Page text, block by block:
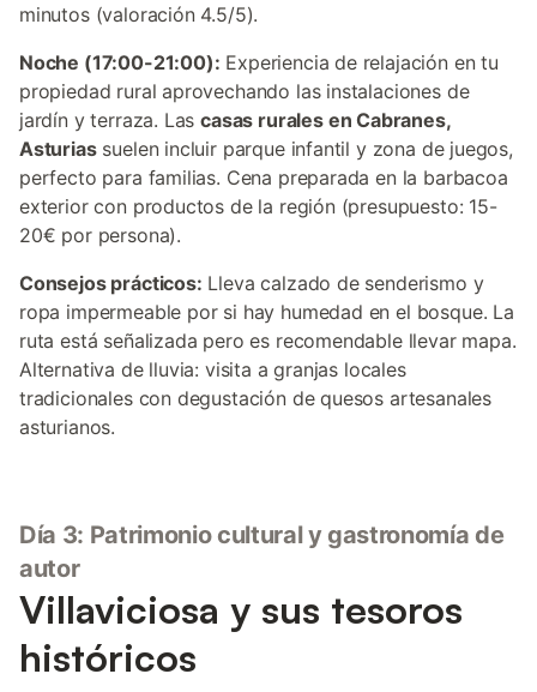
minutos (valoración 4.5/5).
Noche (17:00-21:00): Experiencia de relajación en tu
propiedad rural aprovechando las instalaciones de
jardín y terraza. Lascasas rurales en Cabranes,
Asturiassuelen incluir parque infantil y zona de juegos,
perfecto para familias. Cena preparada en la barbacoa
exterior con productos de la región (presupuesto: 15-
20€ por persona).
Consejos prácticos: Lleva calzado de senderismo y
ropa impermeable por si hay humedad en el bosque. La
ruta está señalizada pero es recomendable llevar mapa.
Alternativa de lluvia: visita a granjas locales
tradicionales con degustación de quesos artesanales
asturianos.
Día 3: Patrimonio cultural y gastronomía de
autor
Villaviciosa y sus tesoros
históricos